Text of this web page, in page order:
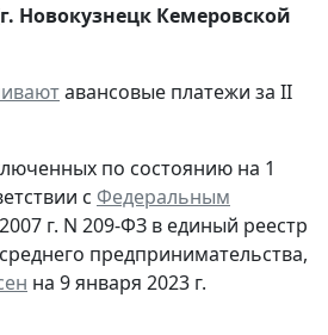
Новокузнецк Кемеровской
авансовые платежи за II
по состоянию на 1
с Федеральным
г. N 209-ФЗ в единый реестр
предпринимательства,
на 9 января 2023 г.